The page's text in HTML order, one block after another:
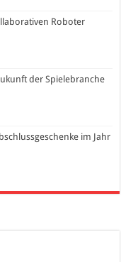
Roboter
der Spielebranche
im Jahr